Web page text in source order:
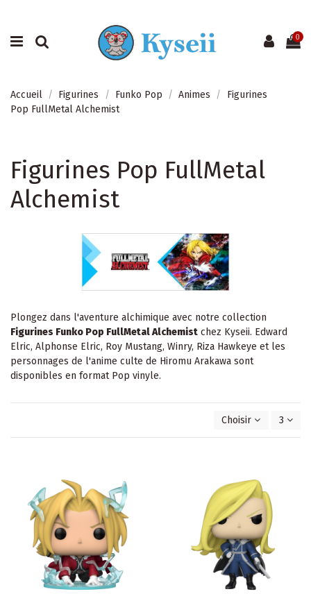
0
Accueil Figurines Funko Pop Animes
Figurines
Pop FullMetal Alchemist
Figurines Pop FullMetal
Alchemist
Plongez dans l'aventure alchimique avec notre collection
Figurines Funko Pop FullMetal Alchemist chez Kyseii. Edward
Elric, Alphonse Elric, Roy Mustang, Winry, Riza Hawkeye et les
personnages de l'anime culte de Hiromu Arakawa sont
disponibles en format Pop vinyle.
Choisir 3